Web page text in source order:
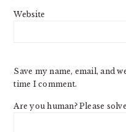
Website
Save my name, email, and
time I comment.
Are you human? Please